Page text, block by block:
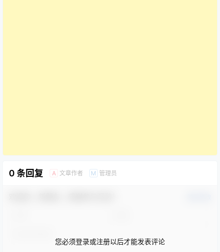
0 条回复 A 文章作者 M 管理员
您必须登录或注册以后才能发表评论